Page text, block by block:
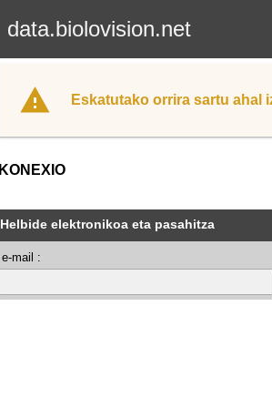
data.biolovision.net
Eskatutako orrira sartu ahal
KONEXIO
Helbide elektronikoa eta pasahitza
e-mail :